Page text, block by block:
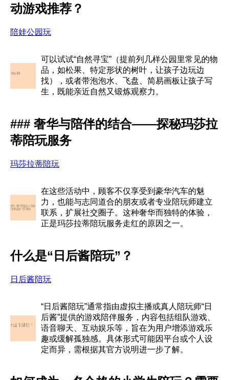
动游戏推荐？
陪娃公园玩
可以试试“自然寻宝”（提前列几样公园里常见的物
品，如松果、特定形状的树叶，让孩子边玩边
找），或者带泡泡水、飞盘、简易画板让孩子写
生，既能亲近自然又锻炼观察力。
### 奢华与陪伴的结合——探秘玛莎拉
蒂陪玩服务
玛莎拉蒂陪玩
在这些活动中，顾客不仅享受到豪华汽车的魅
力，也能与志同道合的朋友或者专业陪玩师建立
联系，扩展社交圈子。这种奢华而独特的体验，
正是玛莎拉蒂陪玩服务走红的原因之一。
什么是“日后酱陪玩”？
日后酱陪玩
“日后酱陪玩”通常指由虚拟主播或真人陪玩师“日
后酱”提供的游戏陪伴服务，内容包括组队游戏、
语音聊天、互动娱乐等，旨在为用户增添游戏乐
趣或缓解孤独感。具体形式可能因平台或个人设
定而异，需根据其官方说明进一步了解。